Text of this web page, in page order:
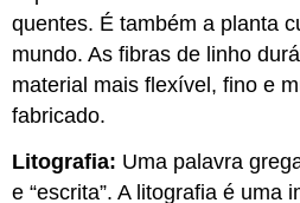
quentes. É também a planta
mundo. As fibras de linho
material mais flexível, fino e
fabricado.
Litografia: Uma palavra
e “escrita”. A litografia é uma